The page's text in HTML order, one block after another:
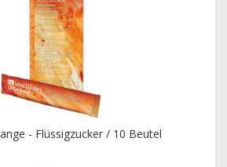
- Flüssigzucker / 10 Beutel